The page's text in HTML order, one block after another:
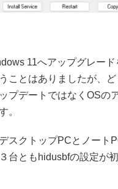
11へアップグレー
ことはありましたが、
プデートではなくOSの
。
スクトップPCとノー
台ともhidusbfの設定が